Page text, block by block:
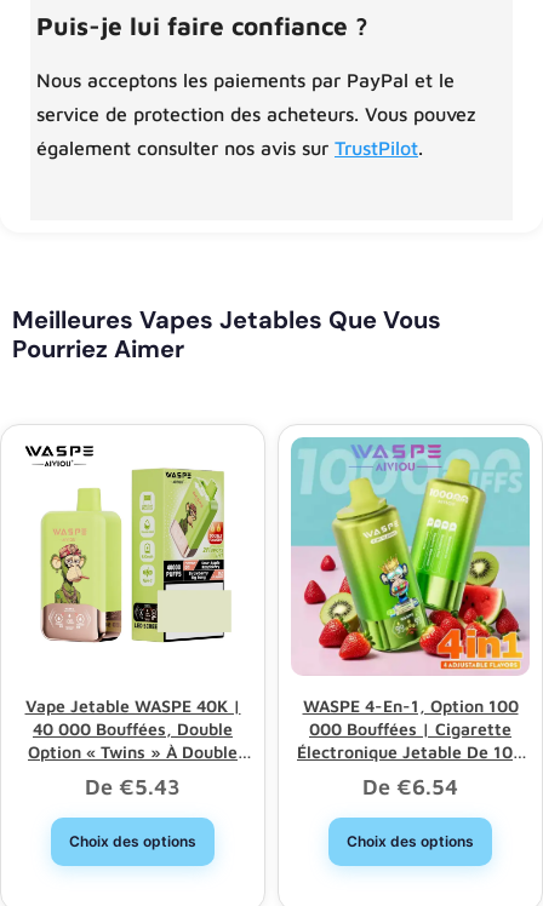
Puis-je lui faire confiance ?
Nous acceptons les paiements par PayPal et le
service de protection des acheteurs. Vous pouvez
également consulter nos avis sur TrustPilot.
Meilleures Vapes Jetables Que Vous
Pourriez Aimer
Vape Jetable WASPE 40K |
40 000 Bouffées, Double
Option « Twins » À Double
De €5.43
Choix des options
WASPE 4-En-1, Option 100
000 Bouffées | Cigarette
Électronique Jetable De 100
000 Bouffées Avec 4 Options
Et Vente En Gros En Vrac
De €6.54
Choix des options